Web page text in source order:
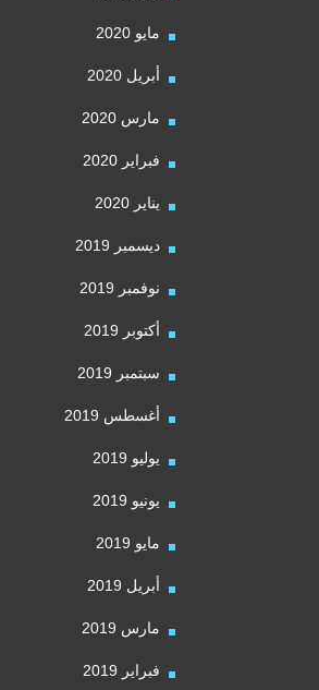
مايو 2020
أبريل 2020
مارس 2020
فبراير 2020
يناير 2020
ديسمبر 2019
نوفمبر 2019
أكتوبر 2019
سبتمبر 2019
أغسطس 2019
يوليو 2019
يونيو 2019
مايو 2019
أبريل 2019
مارس 2019
فبراير 2019